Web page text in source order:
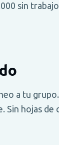
sin
a tu
Sin hojas de